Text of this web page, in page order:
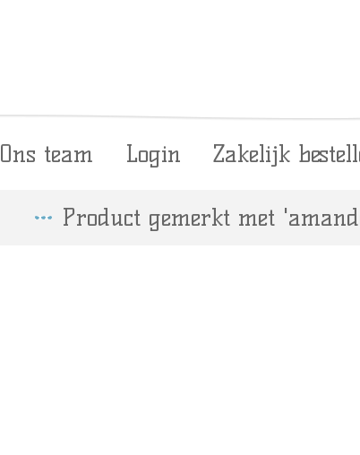
Ons team Login Zakelijk
Product gemerkt met